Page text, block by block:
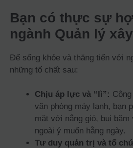
Bạn có thực sự
ngành Quản lý
Để sống khỏe và thăng tiến với
những tố chất sau:
Chịu áp lực và “lì”:
văn phòng máy lạnh, bạn
mặt với nắng gió, bụi bặm
ngoài ý muốn hằng ngày.
Tư duy quản trị và tổ